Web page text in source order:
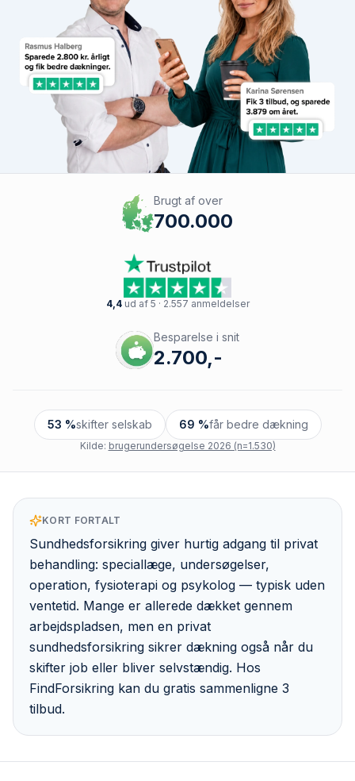
Brugt af over
700.000
4,4ud af 5 · 2.557 anmeldelser
Besparelse i snit
2.700,-
53 %skifter selskab 69 %får bedre dækning
Kilde: brugerundersøgelse 2026 (n=1.530)
KORT FORTALT
Sundhedsforsikring giver hurtig adgang til privat
behandling: speciallæge, undersøgelser,
operation, fysioterapi og psykolog — typisk uden
ventetid. Mange er allerede dækket gennem
arbejdspladsen, men en privat
sundhedsforsikring sikrer dækning også når du
skifter job eller bliver selvstændig. Hos
FindForsikring kan du gratis sammenligne 3
tilbud.